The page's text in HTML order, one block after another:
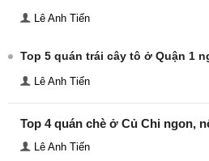
Lê Anh Tiến
Top 5 quán trái cây tô ở Quận 1
Lê Anh Tiến
Top 4 quán chè ở Củ Chi ngon,
Lê Anh Tiến